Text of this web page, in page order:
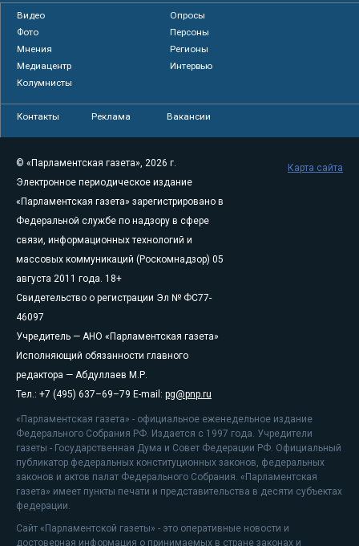
Видео
Опросы
Фото
Персоны
Мнения
Регионы
Медиацентр
Интервью
Колумнисты
Контакты Реклама Вакансии
© «Парламентская газета», 2026 г.
Электронное периодическое издание
«Парламентская газета» зарегистрировано в
Федеральной службе по надзору в сфере
связи, информационных технологий и
массовых коммуникаций (Роскомнадзор) 05
августа 2011 года. 18+
Свидетельство о регистрации Эл № ФС77-
46097
Учредитель — АНО «Парламентская газета»
Исполняющий обязанности главного
редактора — Абдуллаев М.Р.
Тел.: +7 (495) 637–69–79 E-mail: pg@pnp.ru
«Парламентская газета» - официальное еженедельное издание
Федерального Собрания РФ. Издается с 1997 года. Учредители
газеты - Государственная Дума и Совет Федерации РФ. Официальный
публикатор федеральных конституционных законов, федеральных
законов и актов палат Федерального Собрания. «Парламентская
газета» имеет пункты печати и представительства в десяти субъектах
федерации.
Сайт «Парламентской газеты» - это оперативные новости и
достоверная информация о принимаемых в стране законах и
Карта сайта